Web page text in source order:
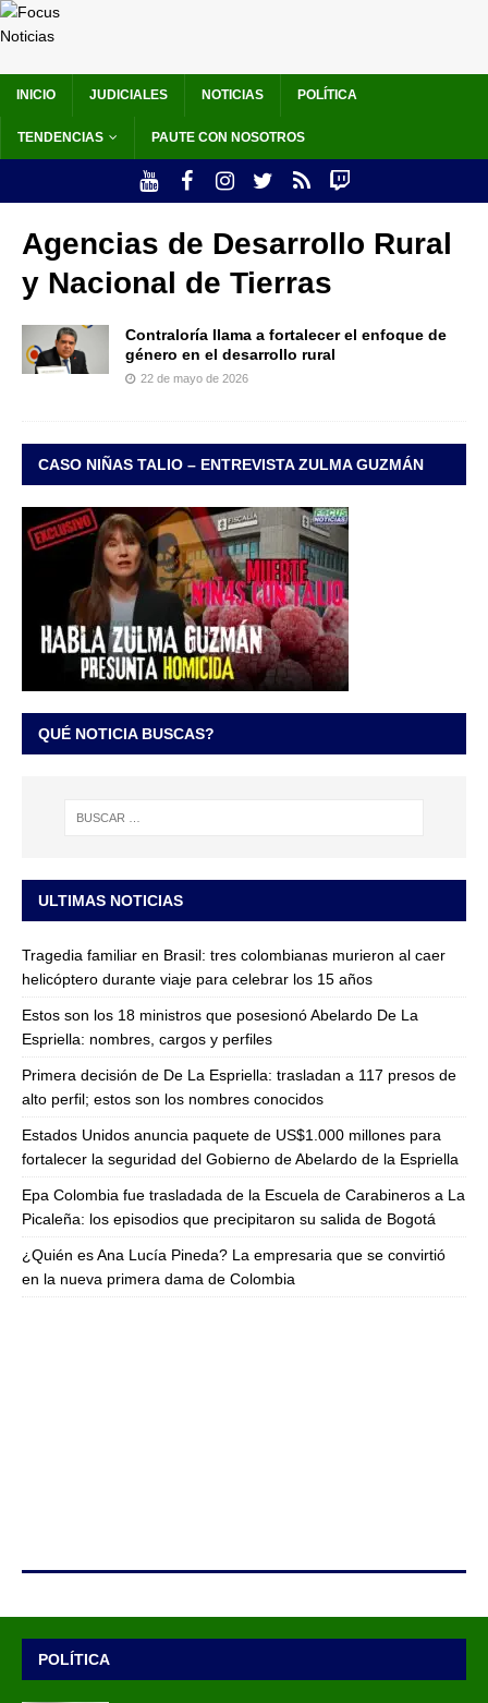
INICIO JUDICIALES NOTICIAS POLÍTICA
TENDENCIAS PAUTE CON NOSOTROS
Agencias de Desarrollo Rural
y Nacional de Tierras
Contraloría llama a fortalecer el enfoque de
género en el desarrollo rural
22 de mayo de 2026
CASO NIÑAS TALIO – ENTREVISTA ZULMA GUZMÁN
QUÉ NOTICIA BUSCAS?
ULTIMAS NOTICIAS
Tragedia familiar en Brasil: tres colombianas murieron al caer
helicóptero durante viaje para celebrar los 15 años
Estos son los 18 ministros que posesionó Abelardo De La
Espriella: nombres, cargos y perfiles
Primera decisión de De La Espriella: trasladan a 117 presos de
alto perfil; estos son los nombres conocidos
Estados Unidos anuncia paquete de US$1.000 millones para
fortalecer la seguridad del Gobierno de Abelardo de la Espriella
Epa Colombia fue trasladada de la Escuela de Carabineros a La
Picaleña: los episodios que precipitaron su salida de Bogotá
¿Quién es Ana Lucía Pineda? La empresaria que se convirtió
en la nueva primera dama de Colombia
POLÍTICA